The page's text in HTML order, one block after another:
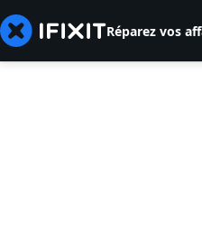
Réparez vos